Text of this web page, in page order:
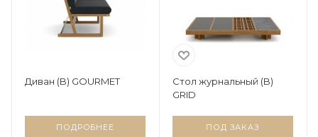
Диван (B) GOURMET
ПОДРОБНЕЕ
Стол журнальный (B)
GRID
ПОД ЗАКАЗ